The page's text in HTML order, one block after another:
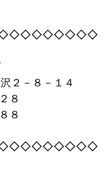
２－８－１４
８
８